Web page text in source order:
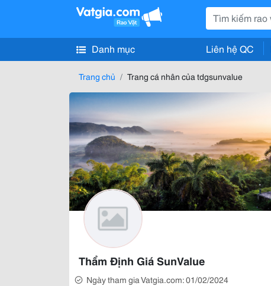
Danh mục Liên hệ QC
Trang chủ Trang cá nhân của tdgsunvalue
Thẩm Định Giá SunValue
Ngày tham gia Vatgia.com: 01/02/2024